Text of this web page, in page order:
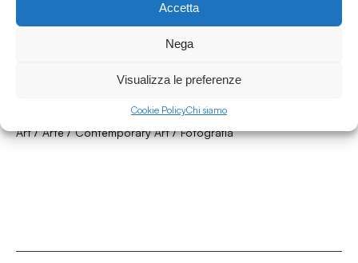
Accetta
Nega
Visualizza le preferenze
Cookie PolicyChi siamo
Die Straßenzeitung
Art/Arte/Contemporary Art/Fotografía